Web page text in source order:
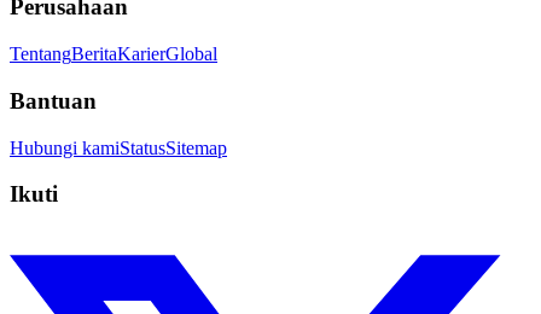
Perusahaan
TentangBeritaKarierGlobal
Bantuan
Hubungi kamiStatusSitemap
Ikuti